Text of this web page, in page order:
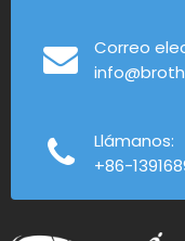
Correo
Llámanos:
+86-